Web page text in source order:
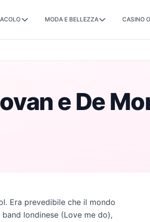
MODA E BELLEZZA CASINO
e De
Era prevedibile che il mondo
londinese (Love me do),